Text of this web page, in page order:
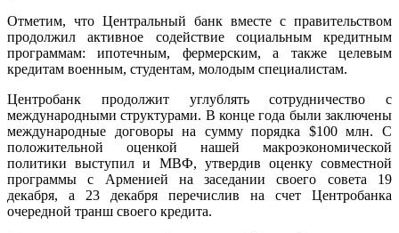
Отметим, что Центральный банк вместе с правительством
продолжил активное содействие социальным кредитным
программам: ипотечным, фермерским, а также целевым
кредитам военным, студентам, молодым специалистам.
Центробанк продолжит углублять сотрудничество с
международными структурами. В конце года были заключены
международные договоры на сумму порядка $100 млн. С
положительной оценкой нашей макроэкономической
политики выступил и МВФ, утвердив оценку совместной
программы с Арменией на заседании своего совета 19
декабря, а 23 декабря перечислив на счет Центробанка
очередной транш своего кредита.